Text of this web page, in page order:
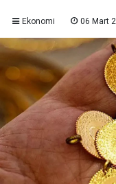
Ekonomi 06 Mart